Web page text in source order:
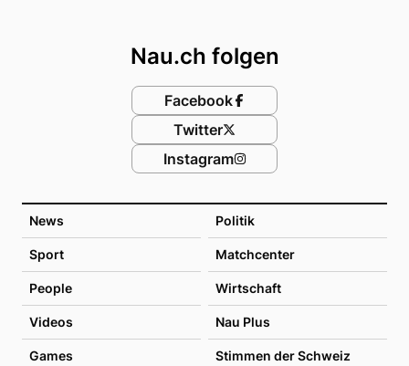
News Politik
Sport Matchcenter
People Wirtschaft
Videos Nau Plus
Games Stimmen der Schweiz
Nau.ch folgen
Facebook
Twitter
Instagram